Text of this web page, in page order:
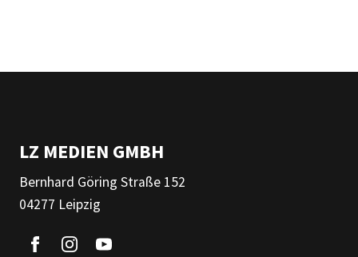
LZ MEDIEN GMBH
Bernhard Göring Straße 152
04277 Leipzig